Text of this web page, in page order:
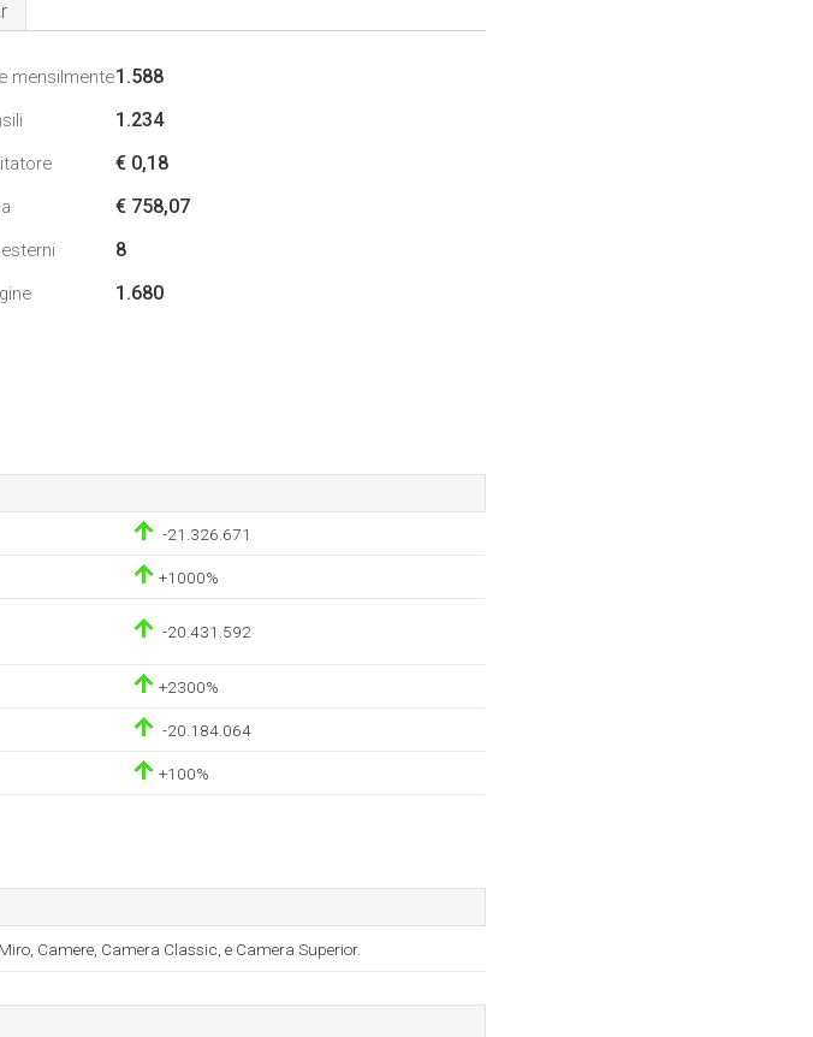
mensilmente1.588
1.234
€ 0,18
€ 758,07
8
1.680
-21.326.671
+1000%
-20.431.592
+2300%
-20.184.064
+100%
Camere, Camera Classic, e Camera Superior.